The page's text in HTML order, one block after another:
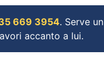
669 3954. Serve un
accanto a lui.